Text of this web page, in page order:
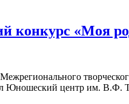
конкурс «Моя
Юношеский центр им. В.Ф.